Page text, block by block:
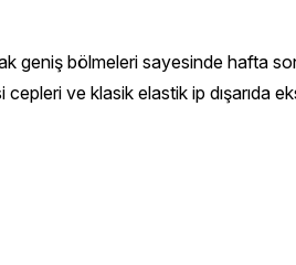
geniş bölmeleri sayesinde hafta
ve klasik elastik ip dışarıda